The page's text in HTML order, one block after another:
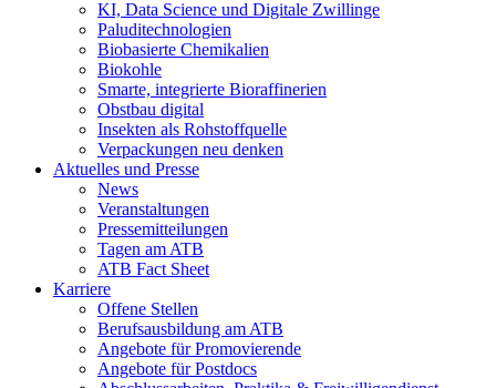
KI, Data Science und Digitale Zwillinge
Paluditechnologien
Biobasierte Chemikalien
Biokohle
Smarte, integrierte Bioraffinerien
Obstbau digital
Insekten als Rohstoffquelle
Verpackungen neu denken
Aktuelles und Presse
News
Veranstaltungen
Pressemitteilungen
Tagen am ATB
ATB Fact Sheet
Karriere
Offene Stellen
Berufsausbildung am ATB
Angebote für Promovierende
Angebote für Postdocs